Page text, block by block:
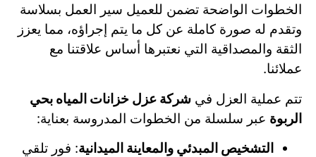
الخطوات الواضحة تضمن للعميل سير العمل بسلاسة
وتقدم له صورة كاملة عن كل ما يتم إجراؤه، مما يعزز
الثقة والمصداقية التي نعتبرها أساس علاقتنا مع
عملائنا.
تتم عملية العزل في شركة عزل خزانات المياه بحي
الربوة عبر سلسلة من الخطوات المدروسة بعناية:
التشخيص المبدئي والمعاينة الميدانية: فور تلقي